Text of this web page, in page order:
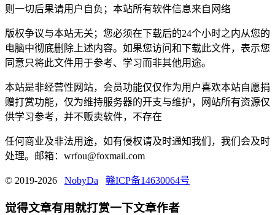
则一切后果请用户自负；本站所有软件信息来自网络
版权争议与本站无关；您必须在下载后的24个小时之内从您的
电脑中彻底删除上述内容。如果您访问和下载此文件，表示您
同意只将此文件用于参考、学习而非其他用途。
本站是非经营性网站，会员功能仅仅作为用户喜欢本站自愿捐
赠打赏功能，仅为维持服务器的开支与维护，网站所有资源仅
供学习参考，并不贩卖软件，不存在
任何商业及非法用途，如有侵权请及时通知我们，我们会及时
处理。邮箱：wrfou@foxmail.com
© 2019-2026 NobyDa 赣ICP备14630064号
觉得文章有用就打赏一下文章作者